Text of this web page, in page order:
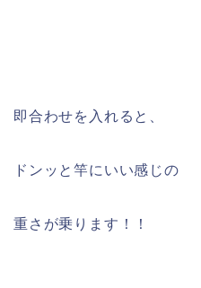
即合わせを入れると、
ドンッと竿にいい感じの
重さが乗ります！！